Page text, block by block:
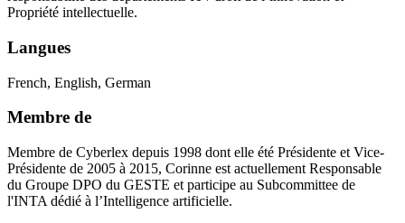
Propriété intellectuelle.
Langues
French, English, German
Membre de
Membre de Cyberlex depuis 1998 dont elle été Présidente et Vice-
Présidente de 2005 à 2015, Corinne est actuellement Responsable
du Groupe DPO du GESTE et participe au Subcommittee de
l'INTA dédié à l’Intelligence artificielle.